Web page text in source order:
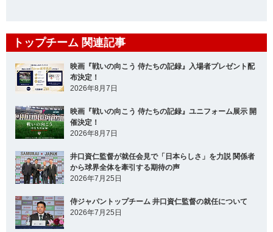
トップチーム 関連記事
映画『戦いの向こう 侍たちの記録』入場者プレゼント配
布決定！
2026年8月7日
映画『戦いの向こう 侍たちの記録』ユニフォーム展示 開
催決定！
2026年8月7日
井口資仁監督が就任会見で「日本らしさ」を力説 関係者
から球界全体を牽引する期待の声
2026年7月25日
侍ジャパントップチーム 井口資仁監督の就任について
2026年7月25日